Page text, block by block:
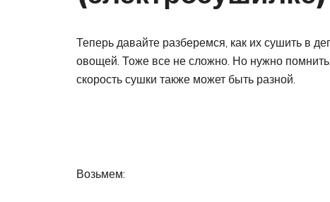
Теперь давайте разберемся, как их сушить в
овощей. Тоже все не сложно. Но нужно
скорость сушки также может быть разной.
Возьмем: